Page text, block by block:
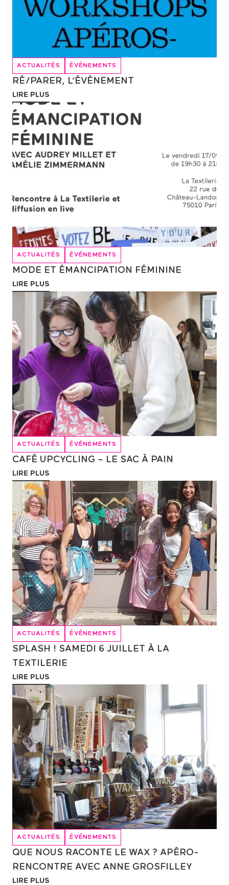
ACTUALITÉS ÉVÉNEMENTS
RÉ/PARER, L’ÉVÉNEMENT
LIRE PLUS
ACTUALITÉS ÉVÉNEMENTS
MODE ET ÉMANCIPATION FÉMININE
LIRE PLUS
ACTUALITÉS ÉVÉNEMENTS
CAFÉ UPCYCLING – LE SAC À PAIN
LIRE PLUS
ACTUALITÉS ÉVÉNEMENTS
SPLASH ! SAMEDI 6 JUILLET À LA
TEXTILERIE
LIRE PLUS
ACTUALITÉS ÉVÉNEMENTS
QUE NOUS RACONTE LE WAX ? APÉRO-
RENCONTRE AVEC ANNE GROSFILLEY
LIRE PLUS